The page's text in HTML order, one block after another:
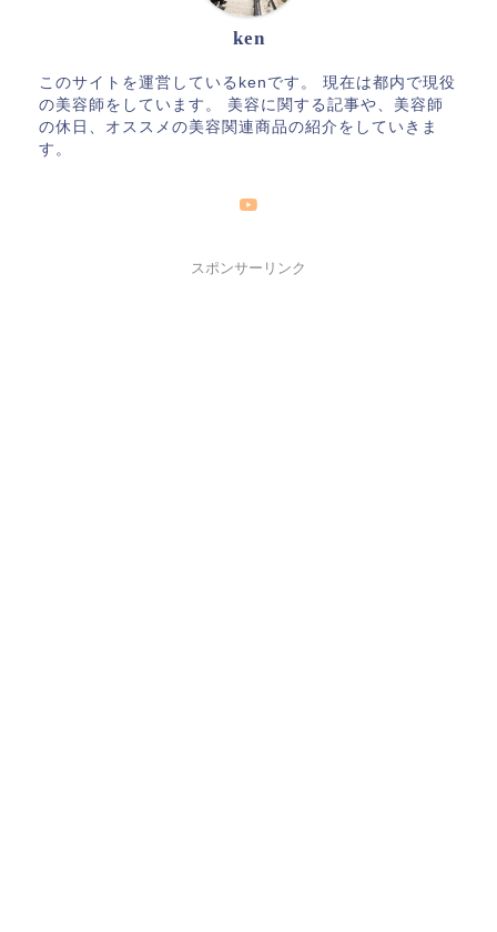
ken
このサイトを運営しているkenです。 現在は都内で現役
の美容師をしています。 美容に関する記事や、美容師
の休日、オススメの美容関連商品の紹介をしていきま
す。
スポンサーリンク